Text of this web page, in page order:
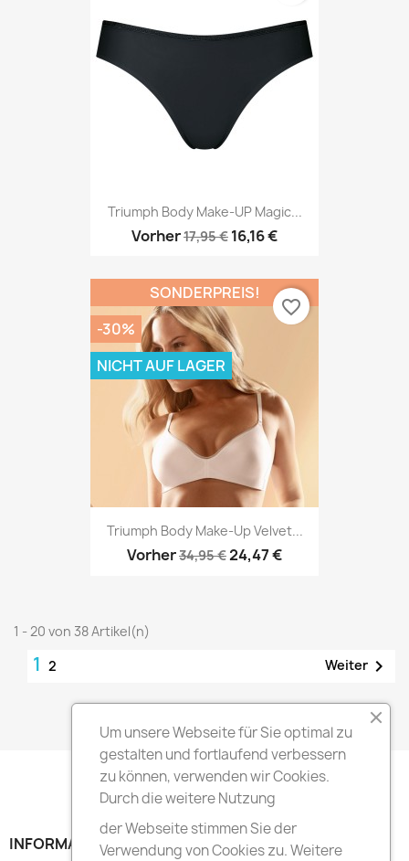
Triumph Body Make-UP Magic...
Vorher17,95 € 16,16 €
Triumph Body Make-Up Velvet...
Vorher34,95 €24,47 €
SONDERPREIS!
-30%
NICHT AUF LAGER
favorite_border
1 - 20 von 38 Artikel(n)
1 2 Weiter 

INFORMATION
Um unsere Webseite für Sie optimal zu
gestalten und fortlaufend verbessern
zu können, verwenden wir Cookies.
Durch die weitere Nutzung
der Webseite stimmen Sie der
Verwendung von Cookies zu. Weitere